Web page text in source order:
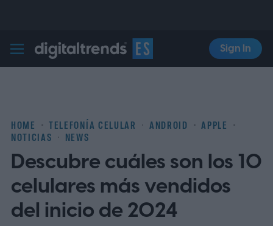
Digital Trends Español
Sign In
HOME TELEFONÍA CELULAR ANDROID
APPLE
NOTICIAS
NEWS
Descubre cuáles son los 10
celulares más vendidos
del inicio de 2024